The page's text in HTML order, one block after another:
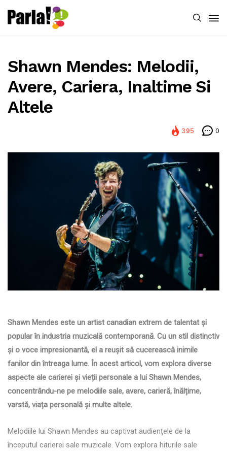
Shawn Mendes: Melodii,
Avere, Cariera, Inaltime Si
Altele
395 0
Shawn Mendes este un artist canadian extrem de talentat și
popular în industria muzicală contemporană. Cu un stil distinctiv
și o voce impresionantă, el a reușit să cucerească inimile
fanilor din întreaga lume. În acest articol, vom explora diverse
aspecte ale carierei și vieții personale a lui Shawn Mendes,
concentrându-ne pe melodiile sale, avere, carieră, înălțime,
varstă, viața personală și multe altele.
Melodiile lui Shawn Mendes au captivat audiențele de la
începutul carierei sale muzicale. Vom explora hiturile sale